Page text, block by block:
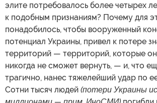
элите потребовалось более четырех
к подобным признаниям? Почему для
понадобилось, чтобы вооруженный
потенциал Украины, привел к потере
территорий — территорий, которые
никогда не сможет вернуть, — и, что
трагично, нанес тяжелейший удар по
Сотни тысяч людей (потери Украины